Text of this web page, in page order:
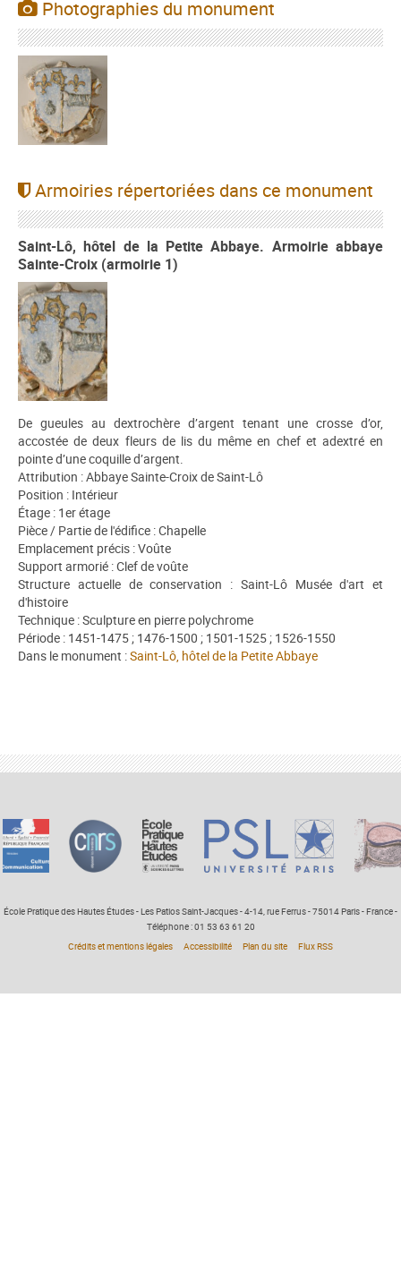
Photographies du monument
Armoiries répertoriées dans ce monument
Saint-Lô, hôtel de la Petite Abbaye. Armoirie abbaye
Sainte-Croix (armoirie 1)
De gueules au dextrochère d’argent tenant une crosse d’or,
accostée de deux fleurs de lis du même en chef et adextré en
pointe d’une coquille d’argent.
Attribution : Abbaye Sainte-Croix de Saint-Lô
Position : Intérieur
Étage : 1er étage
Pièce / Partie de l'édifice : Chapelle
Emplacement précis : Voûte
Support armorié : Clef de voûte
Structure actuelle de conservation : Saint-Lô Musée d'art et
d'histoire
Technique : Sculpture en pierre polychrome
Période : 1451-1475 ; 1476-1500 ; 1501-1525 ; 1526-1550
Dans le monument :Saint-Lô, hôtel de la Petite Abbaye
École Pratique des Hautes Études - Les Patios Saint-Jacques - 4-14, rue Ferrus - 75014 Paris - France -
Téléphone : 01 53 63 61 20
Crédits et mentions légales
Accessibilité Plan du site Flux RSS